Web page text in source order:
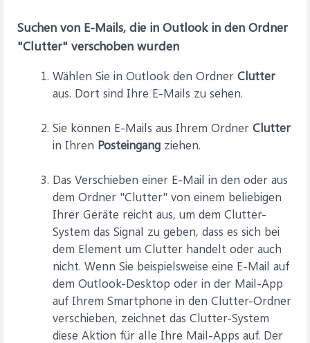
Suchen von E-Mails, die in Outlook in den Ordner
"Clutter" verschoben wurden
Wählen Sie in Outlook den Ordner Clutter
aus. Dort sind Ihre E-Mails zu sehen.
Sie können E-Mails aus Ihrem Ordner Clutter
in Ihren Posteingang ziehen.
Das Verschieben einer E-Mail in den oder aus
dem Ordner "Clutter" von einem beliebigen
Ihrer Geräte reicht aus, um dem Clutter-
System das Signal zu geben, dass es sich bei
dem Element um Clutter handelt oder auch
nicht. Wenn Sie beispielsweise eine E-Mail auf
dem Outlook-Desktop oder in der Mail-App
auf Ihrem Smartphone in den Clutter-Ordner
verschieben, zeichnet das Clutter-System
diese Aktion für alle Ihre Mail-Apps auf. Der